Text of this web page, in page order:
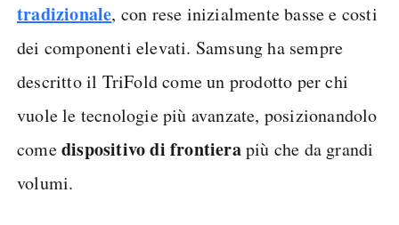
tradizionale, con rese inizialmente basse e costi
dei componenti elevati. Samsung ha sempre
descritto il TriFold come un prodotto per chi
vuole le tecnologie più avanzate, posizionandolo
comedispositivo di frontierapiù che da grandi
volumi.